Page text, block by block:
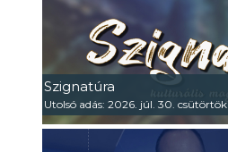
Szignatúra
Utolsó adás: 2026. júl. 30. csütörtök